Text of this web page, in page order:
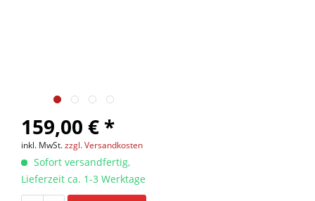
159,00 € *
inkl. MwSt.zzgl. Versandkosten
Sofort versandfertig,
Lieferzeit ca. 1-3 Werktage